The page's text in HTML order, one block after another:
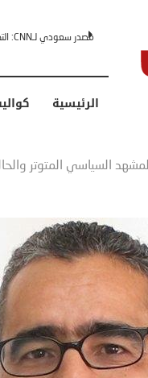
البابا: “لا أخشى ترامب”
الرئيسية
المشهد السياسي المتوتر